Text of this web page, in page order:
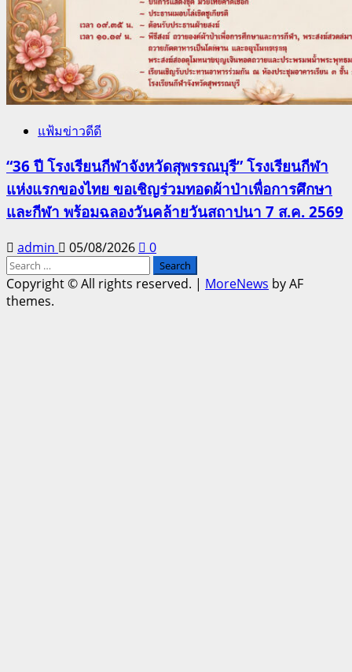
แฟ้มข่าวดีดี
“36 ปี โรงเรียนกีฬาจังหวัดสุพรรณบุรี” โรงเรียนกีฬา
แห่งแรกของไทย ขอเชิญร่วมทอดผ้าป่าเพื่อการศึกษา
และกีฬา พร้อมฉลองวันคล้ายวันสถาปนา 7 ส.ค. 2569
admin 05/08/2026
0
Search
for:
Copyright © All rights reserved. | MoreNews by AF
themes.